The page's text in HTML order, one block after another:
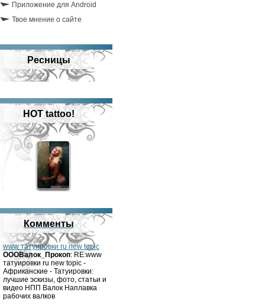
Приложение для Android
Твое мнение о сайте
Ресницы
HOT tattoo!
Комменты
www татуировки ru new topic
OOOВалок_Прокоп: RE:www
татуировки ru new topic -
Африканские - Татуировки:
лучшие эскизы, фото, статьи и
видео НПП Валок Наплавка
рабочих валков